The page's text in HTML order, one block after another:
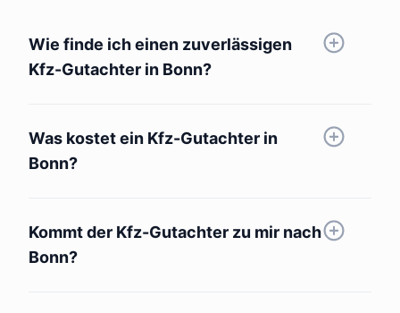
Wie finde ich einen zuverlässigen
Kfz-Gutachter in Bonn?
Was kostet ein Kfz-Gutachter in
Bonn?
Kommt der Kfz-Gutachter zu mir nach
Bonn?